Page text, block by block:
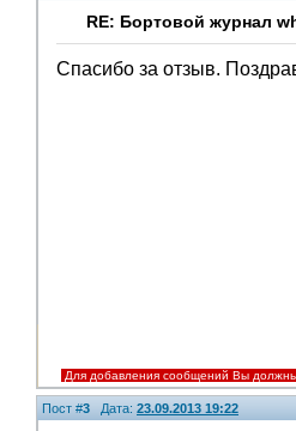
RE: Бортовой журнал
Спасибо за отзыв.
Для добавления сообщений Вы должны
Пост #3 Дата: 23.09.2013 19:22